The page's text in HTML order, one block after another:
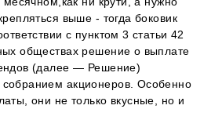
выше - тогда боковик
с пунктом 3 статьи 42
обществах решение о выплате
(далее — Решение)
акционеров. Особенно
они не только вкусные, но и